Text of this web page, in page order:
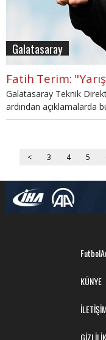
Galatasaray
Galatasaray Teknik
ardından açıklamalarda
< 3 4 5
KÜNYE